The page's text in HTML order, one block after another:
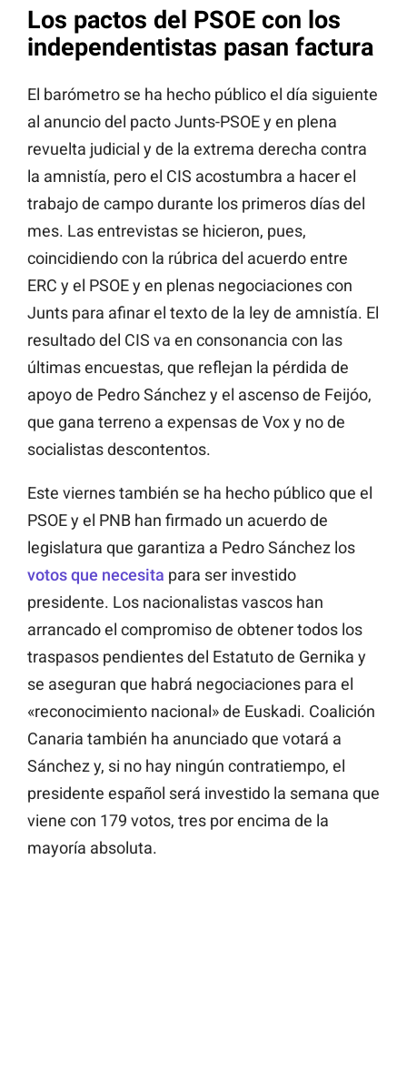
Los pactos del PSOE con los
independentistas pasan factura
El barómetro se ha hecho público el día siguiente
al anuncio del pacto Junts-PSOE y en plena
revuelta judicial y de la extrema derecha contra
la amnistía, pero el CIS acostumbra a hacer el
trabajo de campo durante los primeros días del
mes. Las entrevistas se hicieron, pues,
coincidiendo con la rúbrica del acuerdo entre
ERC y el PSOE y en plenas negociaciones con
Junts para afinar el texto de la ley de amnistía. El
resultado del CIS va en consonancia con las
últimas encuestas, que reflejan la pérdida de
apoyo de Pedro Sánchez y el ascenso de Feijóo,
que gana terreno a expensas de Vox y no de
socialistas descontentos.
Este viernes también se ha hecho público que el
PSOE y el PNB han firmado un acuerdo de
legislatura que garantiza a Pedro Sánchez los
votos que necesita para ser investido
presidente. Los nacionalistas vascos han
arrancado el compromiso de obtener todos los
traspasos pendientes del Estatuto de Gernika y
se aseguran que habrá negociaciones para el
«reconocimiento nacional» de Euskadi. Coalición
Canaria también ha anunciado que votará a
Sánchez y, si no hay ningún contratiempo, el
presidente español será investido la semana que
viene con 179 votos, tres por encima de la
mayoría absoluta.